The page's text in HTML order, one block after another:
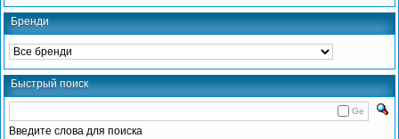
Бренди
Быстрый поиск
Ge
Введите слова для поиска